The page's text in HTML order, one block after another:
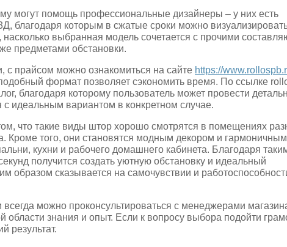
могут помощь профессиональные дизайнеры – у них есть
благодаря которым в сжатые сроки можно
насколько выбранная модель сочетается с прочими
предметами обстановки.
с прайсом можно ознакомиться на сайте https://
формат позволяет сэкономить время. По ссылке
благодаря которому пользователь может провести
с идеальным вариантом в конкретном случае.
что такие виды штор хорошо смотрятся в помещениях
Кроме того, они становятся модным декором и гармоничным
кухни и рабочего домашнего кабинета. Благодаря
получится создать уютную обстановку и идеальный
образом сказывается на самочувствии и
можно проконсультироваться с менеджерами
области знания и опыт. Если к вопросу выбора подойти
результат.